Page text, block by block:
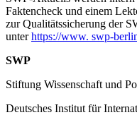
Faktencheck und einem
zur Qualitätssicherung der
unterhttps://www. swp-
SWP
Stiftung Wissenschaft und
Deutsches Institut für